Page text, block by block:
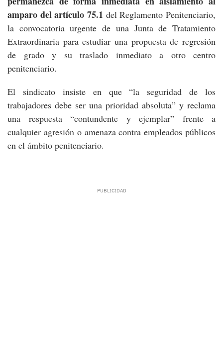
amparo del artículo 75.1 del Reglamento Penitenciario,
la convocatoria urgente de una Junta de Tratamiento
Extraordinaria para estudiar una propuesta de regresión
de grado y su traslado inmediato a otro centro
penitenciario.
El sindicato insiste en que “la seguridad de los
trabajadores debe ser una prioridad absoluta” y reclama
una respuesta “contundente y ejemplar” frente a
cualquier agresión o amenaza contra empleados públicos
en el ámbito penitenciario.